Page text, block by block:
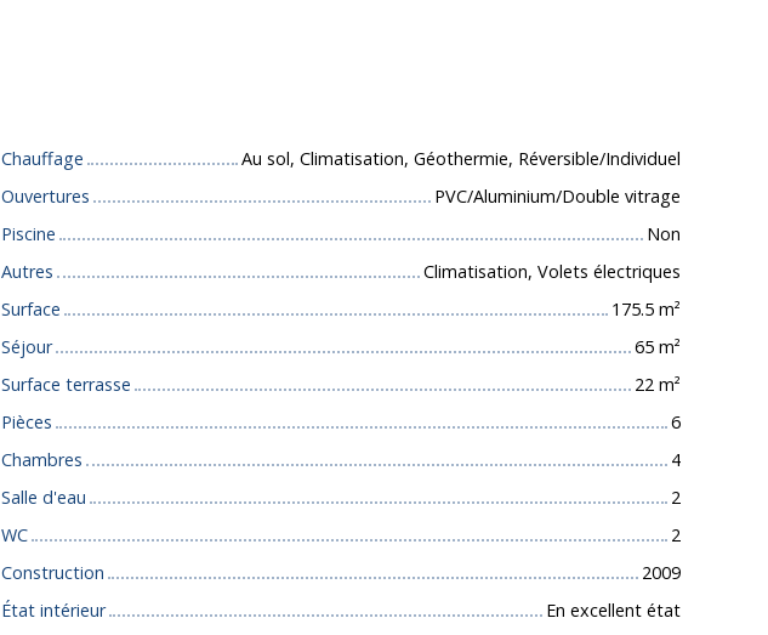
Chauffage
Au sol, Climatisation, Géothermie, Réversible/Individuel
Ouvertures
PVC/Aluminium/Double vitrage
Piscine
Non
Autres
Climatisation, Volets électriques
Surface
175.5 m²
Séjour
65 m²
Surface terrasse
22 m²
Pièces
6
Chambres
4
Salle d'eau
2
WC
2
Construction
2009
État intérieur
En excellent état